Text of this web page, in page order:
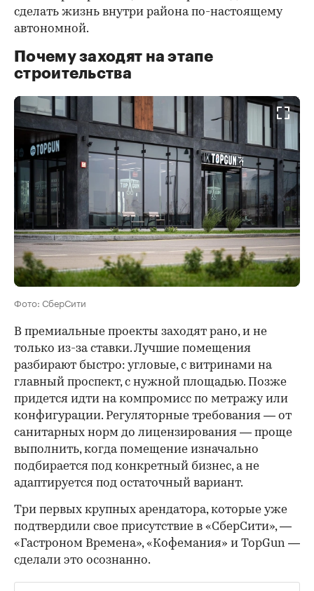
сделать жизнь внутри района по-настоящему
автономной.
Почему заходят на этапе
строительства
Фото: СберСити
В премиальные проекты заходят рано, и не
только из-за ставки. Лучшие помещения
разбирают быстро: угловые, с витринами на
главный проспект, с нужной площадью. Позже
придется идти на компромисс по метражу или
конфигурации. Регуляторные требования — от
санитарных норм до лицензирования — проще
выполнить, когда помещение изначально
подбирается под конкретный бизнес, а не
адаптируется под остаточный вариант.
Три первых крупных арендатора, которые уже
подтвердили свое присутствие в «СберСити», —
«Гастроном Времена», «Кофемания» и TopGun —
сделали это осознанно.